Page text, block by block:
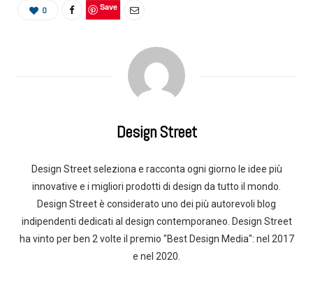
0 Save
Design Street
Design Street seleziona e racconta ogni giorno le idee più
innovative e i migliori prodotti di design da tutto il mondo.
Design Street è considerato uno dei più autorevoli blog
indipendenti dedicati al design contemporaneo. Design Street
ha vinto per ben 2 volte il premio "Best Design Media": nel 2017
e nel 2020.